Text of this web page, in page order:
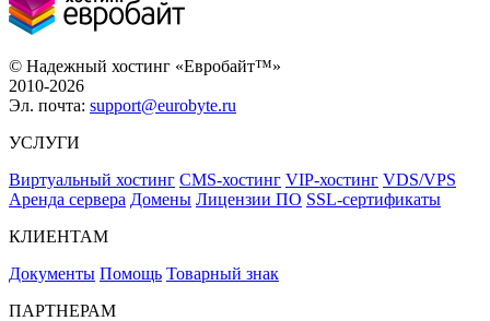
© Надежный хостинг «Евробайт™»
2010-2026
Эл. почта: support@eurobyte.ru
УСЛУГИ
Виртуальный хостинг CMS-хостинг VIP-хостинг VDS/VPS
Аренда сервера Домены Лицензии ПО SSL-сертификаты
КЛИЕНТАМ
Документы Помощь Товарный знак
ПАРТНЕРАМ